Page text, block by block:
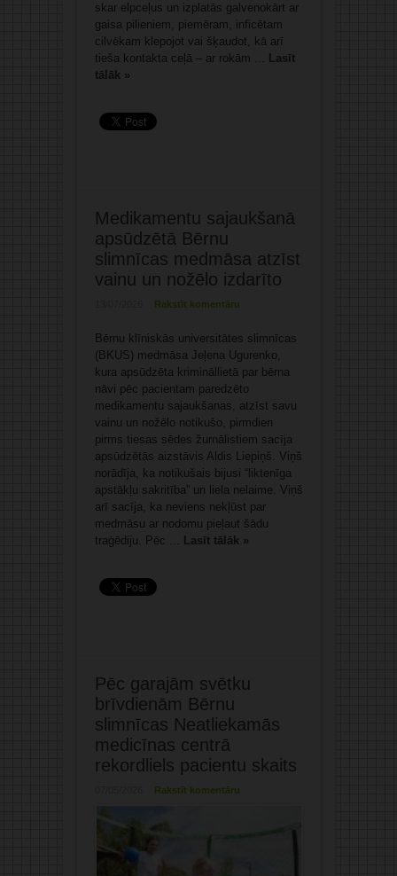
skar elpceļus un izplatās galvenokārt ar
gaisa pilieniem, piemēram, inficētam
cilvēkam klepojot vai šķaudot, kā arī
tieša kontakta ceļā – ar rokām ... Lasīt
tālāk »
Medikamentu sajaukšanā
apsūdzētā Bērnu
slimnīcas medmāsa atzīst
vainu un nožēlo izdarīto
Rakstīt komentāru
Bērnu klīniskās universitātes slimnīcas
(BKUS) medmāsa Jeļena Ugurenko,
kura apsūdzēta krimināllietā par bērna
nāvi pēc pacientam paredzēto
medikamentu sajaukšanas, atzīst savu
vainu un nožēlo notikušo, pirmdien
pirms tiesas sēdes žurnālistiem sacīja
apsūdzētās aizstāvis Aldis Liepiņš. Viņš
norādīja, ka notikušais bijusi “liktenīga
apstākļu sakritība” un liela nelaime. Viņš
arī sacīja, ka neviens nekļūst par
medmāsu ar nodomu pieļaut šādu
traģēdiju. Pēc ... Lasīt tālāk »
Pēc garajām svētku
brīvdienām Bērnu
slimnīcas Neatliekamās
medicīnas centrā
rekordliels pacientu skaits
Rakstīt komentāru